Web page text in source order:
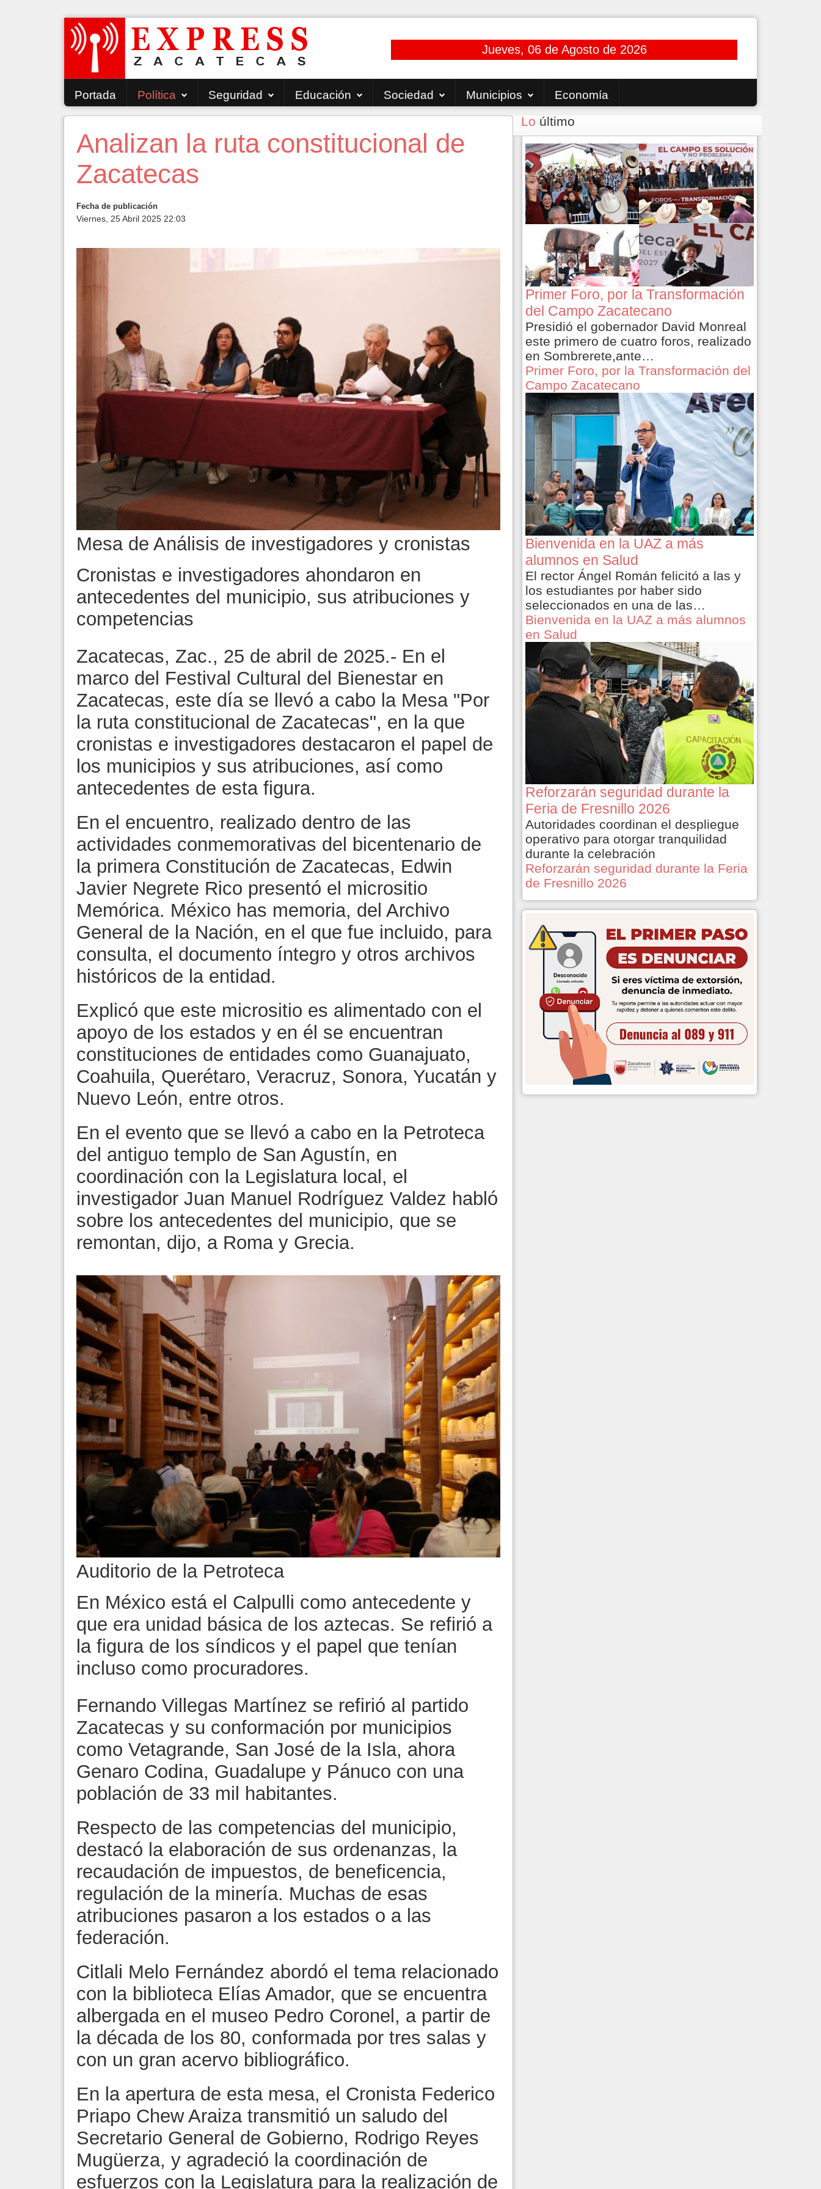
Jueves, 06 de Agosto de 2026
Portada Política Seguridad Educación Sociedad Municipios Economía
Analizan la ruta constitucional de
Zacatecas
Fecha de publicación
Viernes, 25 Abril 2025 22:03
Mesa de Análisis de investigadores y cronistas
Cronistas e investigadores ahondaron en
antecedentes del municipio, sus atribuciones y
competencias
Zacatecas, Zac., 25 de abril de 2025.- En el
marco del Festival Cultural del Bienestar en
Zacatecas, este día se llevó a cabo la Mesa "Por
la ruta constitucional de Zacatecas", en la que
cronistas e investigadores destacaron el papel de
los municipios y sus atribuciones, así como
antecedentes de esta figura.
En el encuentro, realizado dentro de las
actividades conmemorativas del bicentenario de
la primera Constitución de Zacatecas, Edwin
Javier Negrete Rico presentó el micrositio
Memórica. México has memoria, del Archivo
General de la Nación, en el que fue incluido, para
consulta, el documento íntegro y otros archivos
históricos de la entidad.
Explicó que este micrositio es alimentado con el
apoyo de los estados y en él se encuentran
constituciones de entidades como Guanajuato,
Coahuila, Querétaro, Veracruz, Sonora, Yucatán y
Nuevo León, entre otros.
En el evento que se llevó a cabo en la Petroteca
del antiguo templo de San Agustín, en
coordinación con la Legislatura local, el
investigador Juan Manuel Rodríguez Valdez habló
sobre los antecedentes del municipio, que se
remontan, dijo, a Roma y Grecia.
Auditorio de la Petroteca
En México está el Calpulli como antecedente y
que era unidad básica de los aztecas. Se refirió a
la figura de los síndicos y el papel que tenían
incluso como procuradores.
Fernando Villegas Martínez se refirió al partido
Zacatecas y su conformación por municipios
como Vetagrande, San José de la Isla, ahora
Genaro Codina, Guadalupe y Pánuco con una
población de 33 mil habitantes.
Respecto de las competencias del municipio,
destacó la elaboración de sus ordenanzas, la
recaudación de impuestos, de beneficencia,
regulación de la minería. Muchas de esas
atribuciones pasaron a los estados o a las
federación.
Citlali Melo Fernández abordó el tema relacionado
con la biblioteca Elías Amador, que se encuentra
albergada en el museo Pedro Coronel, a partir de
la década de los 80, conformada por tres salas y
con un gran acervo bibliográfico.
En la apertura de esta mesa, el Cronista Federico
Priapo Chew Araiza transmitió un saludo del
Secretario General de Gobierno, Rodrigo Reyes
Mugüerza, y agradeció la coordinación de
esfuerzos con la Legislatura para la realización de
Lo último
Primer Foro, por la Transformación
del Campo Zacatecano
Presidió el gobernador David Monreal
este primero de cuatro foros, realizado
en Sombrerete,ante…
Primer Foro, por la Transformación del
Campo Zacatecano
Bienvenida en la UAZ a más
alumnos en Salud
El rector Ángel Román felicitó a las y
los estudiantes por haber sido
seleccionados en una de las…
Bienvenida en la UAZ a más alumnos
en Salud
Reforzarán seguridad durante la
Feria de Fresnillo 2026
Autoridades coordinan el despliegue
operativo para otorgar tranquilidad
durante la celebración
Reforzarán seguridad durante la Feria
de Fresnillo 2026